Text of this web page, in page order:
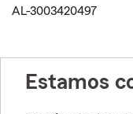
AL-3003420497
Estamos